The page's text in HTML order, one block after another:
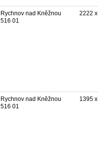
Rychnov nad Kněžnou
516 01
2222 x
Rychnov nad Kněžnou
516 01
1395 x